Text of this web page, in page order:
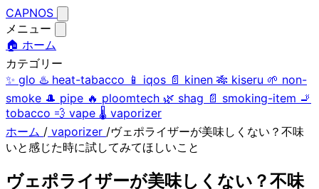
CAPNOS
メニュー
🏠 ホーム
カテゴリー
✨ glo ♨️ heat-tabacco 📱 iqos 📄 kinen 🎋 kiseru 🌱 non-
smoke 🎩 pipe 🔥 ploomtech 🌿 shag 📄 smoking-item 🚬
tobacco 💨 vape 🌡️ vaporizer
ホーム / vaporizer /ヴェポライザーが美味しくない？不味
いと感じた時に試してみてほしいこと
ヴェポライザーが美味しくない？不味